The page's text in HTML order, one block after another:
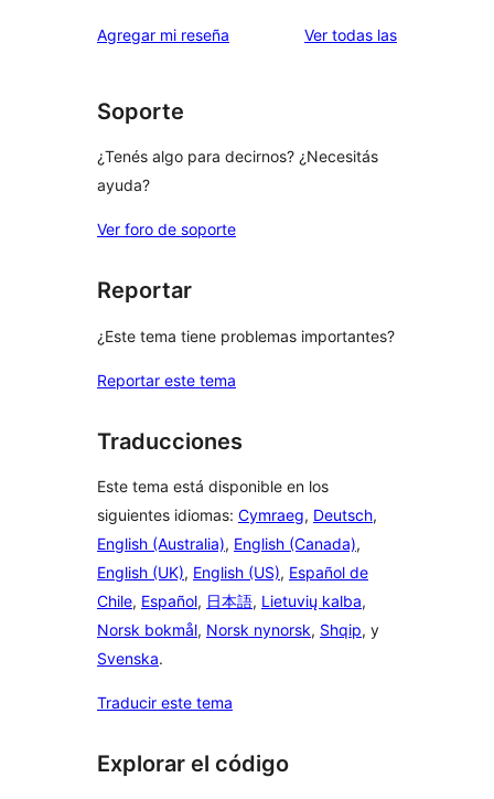
estrellas
de
Agregar mi reseña Ver todas lasreseñas
Soporte
¿Tenés algo para decirnos? ¿Necesitás
ayuda?
Ver foro de soporte
Reportar
¿Este tema tiene problemas importantes?
Reportar este tema
Traducciones
Este tema está disponible en los
siguientes idiomas: Cymraeg, Deutsch,
English (Australia), English (Canada),
English (UK), English (US), Español de
Chile, Español, 日本語, Lietuvių kalba,
Norsk bokmål, Norsk nynorsk, Shqip, y
Svenska.
Traducir este tema
Explorar el código